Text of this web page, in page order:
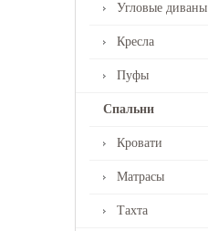
Угловые диваны
Кресла
Пуфы
Спальни
Кровати
Матрасы
Тахта